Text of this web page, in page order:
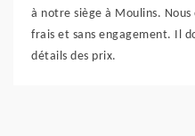
à notre siège à Moulins.
frais et sans engagement. Il
détails des prix.